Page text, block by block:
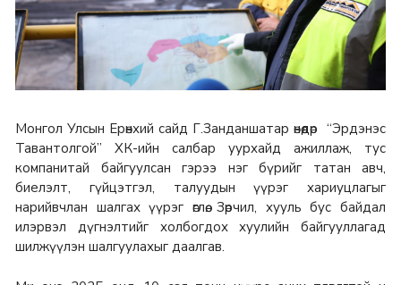
Монгол Улсын Ерөнхий сайд Г.Занданшатар өнөөдөр “Эрдэнэс
Тавантолгой” ХК-ийн салбар уурхайд ажиллаж, тус
компанитай байгуулсан гэрээ нэг бүрийг татан авч,
биелэлт, гүйцэтгэл, талуудын үүрэг хариуцлагыг
нарийвчлан шалгах үүрэг өглөө. Зөрчил, хууль бус байдал
илэрвэл дүгнэлтийг холбогдох хуулийн байгууллагад
шилжүүлэн шалгуулахыг даалгав.